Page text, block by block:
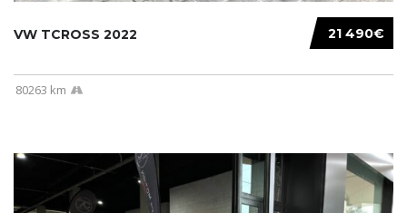
21 490€
VW TCROSS 2022
80263 km